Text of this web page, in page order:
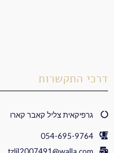
דרכי התקשרות
גרפיקאית צליל קאבר קארו
054-695-9764
tzlil2007491@walla.com